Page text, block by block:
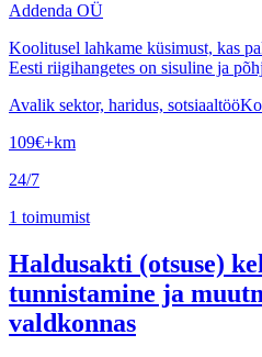
Addenda OÜ
Koolitusel lahkame küsimust, kas
Eesti riigihangetes on sisuline ja
Avalik sektor, haridus, sotsiaaltöö
109€+km
24/7
1 toimumist
Haldusakti (otsuse)
tunnistamine ja
valdkonnas